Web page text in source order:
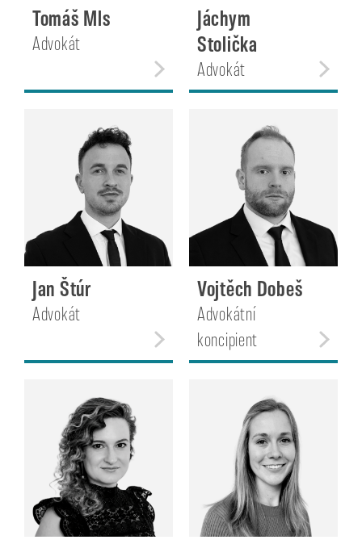
Tomáš Mls
Advokát
Jáchym
Stolička
Advokát
Jan Štúr
Advokát
Vojtěch Dobeš
Advokátní
koncipient